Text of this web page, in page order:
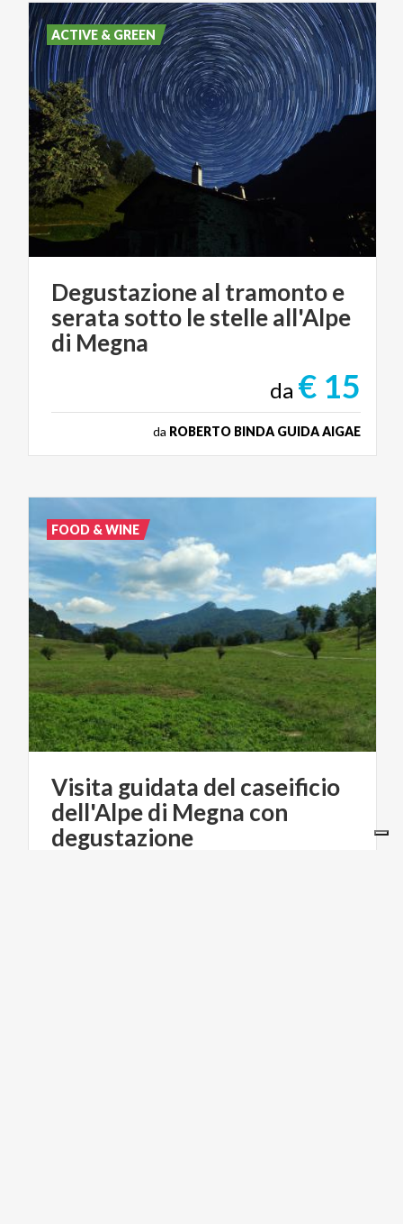
Degustazione al tramonto e
serata sotto le stelle all'Alpe
di Megna
da € 15
da ROBERTO BINDA GUIDA AIGAE
ACTIVE & GREEN
Visita guidata del caseificio
dell'Alpe di Megna con
degustazione
FOOD & WINE